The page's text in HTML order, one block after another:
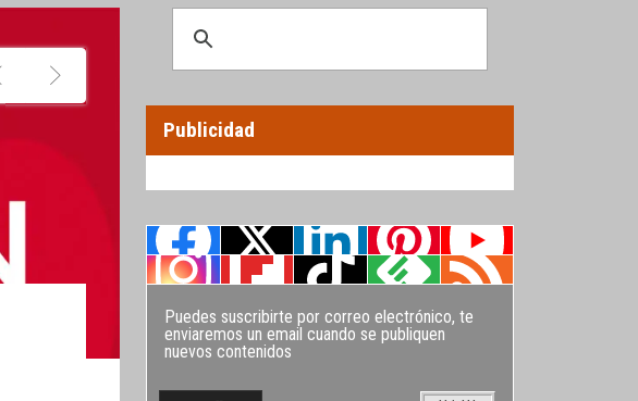
Publicidad
Puedes suscribirte por correo electrónico, te
enviaremos un email cuando se publiquen
nuevos contenidos